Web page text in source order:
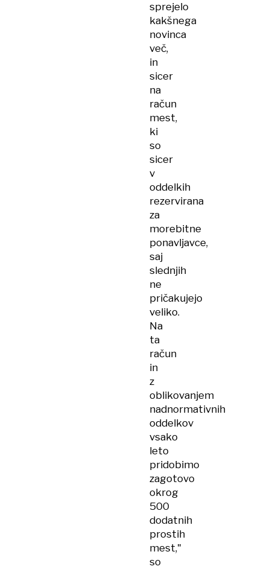
sprejelo
kakšnega
novinca
več,
in
sicer
na
račun
mest,
ki
so
sicer
v
oddelkih
rezervirana
za
morebitne
ponavljavce,
saj
slednjih
ne
pričakujejo
veliko.
Na
ta
račun
in
z
oblikovanjem
nadnormativnih
oddelkov
vsako
leto
pridobimo
zagotovo
okrog
500
dodatnih
prostih
mest,"
so